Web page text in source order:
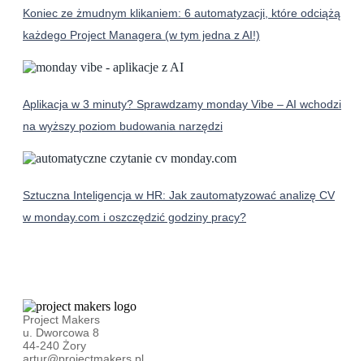
Koniec ze żmudnym klikaniem: 6 automatyzacji, które odciążą
każdego Project Managera (w tym jedna z AI!)
Aplikacja w 3 minuty? Sprawdzamy monday Vibe – AI wchodzi
na wyższy poziom budowania narzędzi
Sztuczna Inteligencja w HR: Jak zautomatyzować analizę CV
w monday.com i oszczędzić godziny pracy?
Project Makers
u. Dworcowa 8
44-240 Żory
artur@projectmakers.pl